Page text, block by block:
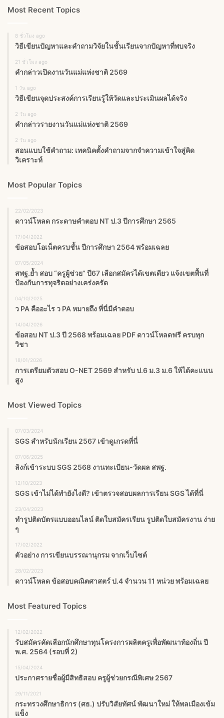
Most Recent Topics
8 ชั่วโมง ago
วิธีเขียนปัญหาและคำถามวิจัยในชั้นเรียนจากปัญหาที่พบจริง
21 ชั่วโมง ago
คำกล่าวเปิดงานวันแม่แห่งชาติ 2569
1 วัน ago
วิธีเขียนจุดประสงค์การเรียนรู้ให้วัดและประเมินผลได้จริง
2 วัน ago
คำกล่าวรายงานวันแม่แห่งชาติ 2569
2 วัน ago
สอนแบบใช้คำถาม: เทคนิคตั้งคำถามจากจำความเข้าใจสู่คิด
วิเคราะห์
Most Popular Topics
22/02/2023
ดาวน์โหลด กระดาษคำตอบ NT ป.3 ปีการศึกษา 2565
17/04/2022
ข้อสอบโอเน็ตครบชั้น ปีการศึกษา 2564 พร้อมเฉลย
07/05/2024
สพฐ.ย้ำ สอบ “ครูผู้ช่วย” ปี67 เลือกสมัครได้เขตเดียว แจ้งเขตพื้นที่
ป้องกันการทุจริตอย่างเคร่งครัด
04/10/2025
ว PA คืออะไร ว PA หมายถึง ที่นี่มีคำตอบ
14/04/2026
ข้อสอบ NT ป.3 ปี 2568 พร้อมเฉลย PDF ดาวน์โหลดฟรี ครบทุก
วิชา
18/01/2026
การเตรียมตัวสอบ O-NET 2569 สำหรับ ป.6 ม.3 ม.6 ให้ได้คะแนน
สูง
Most Viewed Topics
07/03/2024
SGS สําหรับนักเรียน 2567 เข้าดูเกรดที่นี่
07/06/2025
ลิงก์เข้าระบบ SGS 2568 งานทะเบียน-วัดผล สพฐ.
12/10/2023
SGS เข้าไม่ได้ทำยังไงดี? เข้าตรวจสอบผลการเรียน SGS ได้ที่นี่
23/04/2023
ทำรูปติดบัตรแบบออนไลน์ ติดใบสมัครเรียน รูปติดใบสมัครงาน ง่าย
ๆ
17/02/2022
ตัวอย่าง การเขียนบรรณานุกรม จากเว็บไซต์
28/02/2023
ดาวน์โหลด ข้อสอบคณิตศาสตร์ ป.4 จำนวน 11 หน่วย พร้อมเฉลย
Most Featured Topics
12/02/2022
รับสมัครคัดเลือกนักศึกษาทุนโครงการผลิตครูเพื่อพัฒนาท้องถิ่น ปี
พ.ศ. 2564 (รอบที่ 2)
15/04/2024
ประกาศรายชื่อผู้มีสิทธิสอบ ครูผู้ช่วยกรณีพิเศษ 2567
29/11/2021
กระทรวงศึกษาธิการ (ศธ.) ปรับวิสัยทัศน์ พัฒนาใหม่ ให้พลเมืองเข้ม
แข็ง